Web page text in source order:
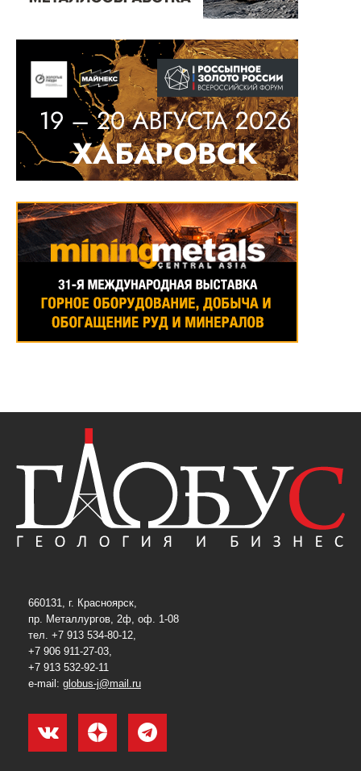
660131, г. Красноярск,
пр. Металлургов, 2ф, оф. 1-08
тел. +7 913 534-80-12,
+7 906 911-27-03,
+7 913 532-92-11
e-mail: globus-j@mail.ru